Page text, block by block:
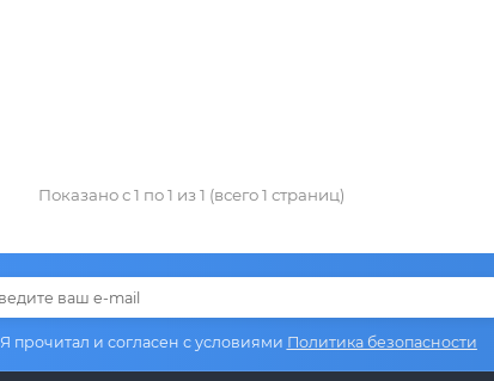
Показано с 1 по 1 из 1 (всего 1 страниц)
Я прочитал и согласен с условиями Политика безопасности